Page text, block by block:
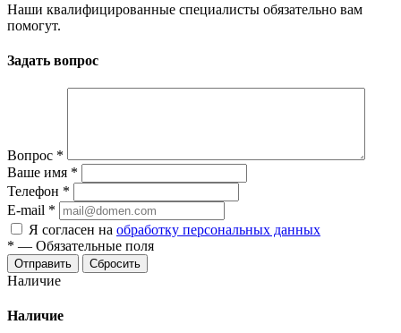
Наши квалифицированные специалисты обязательно вам
помогут.
Задать вопрос
Вопрос *
Ваше имя *
Телефон *
E-mail *
Я согласен на обработку персональных данных
* — Обязательные поля
Отправить Сбросить
Наличие
Наличие